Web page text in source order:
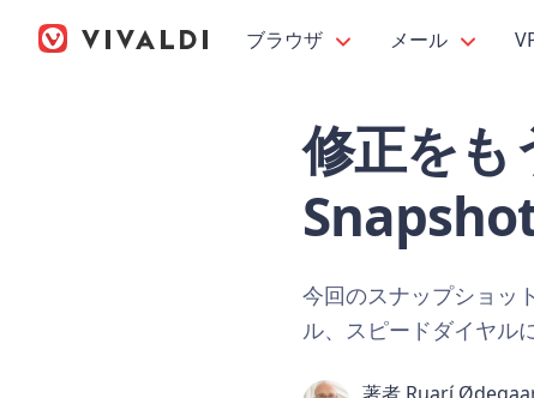
ブラウザ メール
修正をも
今回のスナップショッ
ル、スピードダイヤル